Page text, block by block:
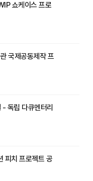
쇼케이스 프로
국제공동제작 프
독립 다큐멘터리
치 프로젝트 공